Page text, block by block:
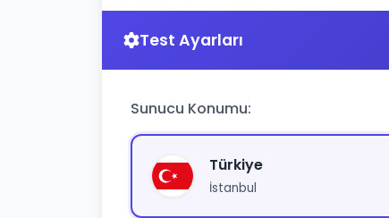
Test Ayarları
Sunucu Konumu:
Türkiye
İstanbul